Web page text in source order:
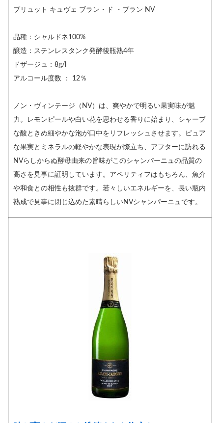
ブリュット キュヴェ ブラン・ド ・ブラン NV
品種：シャルドネ100%
醸造：ステンレスタンク発酵後瓶熟4年
ドザージュ：8g/l
アルコール度数 ： 12％
ノン・ヴィンテージ（NV）は、爽やかで明るい果実味が魅
力。レモンピールや白い花を思わせる香りに始まり、シャープ
な酸ときめ細やかな泡が口中をリフレッシュさせます。ピュア
な果実とミネラルの軽やかな表現が際立ち、アフターに訪れる
NVらしからぬ酵母由来の旨味がこのシャンパーニュの品質の
高さを見事に証明しています。アペリティフはもちろん、魚介
や和食との相性も抜群です。若々しいエネルギーを、長い瓶内
熟成で見事に閉じ込めた素晴らしいNVシャンパーニュです。